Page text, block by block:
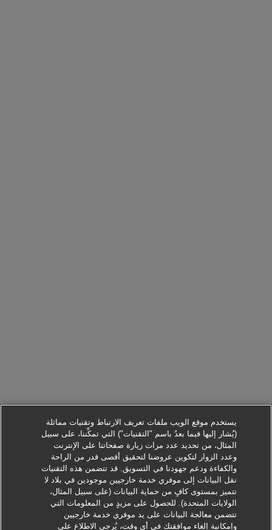
يستخدم موقع الويب ملفات تعريف الارتباط وتقنيات مماثلة
(يُشار إليها فيما بعدُ باسم "التقنيات") التي تمكِّننا، على سبيل
المثال، من تحديد عدد مرات زيارة صفحاتنا على الإنترنت
وعدد الزوار لتكوين عروضنا لتحقيق أقصى قدر من الراحة
والكفاءة ودعم جهودنا في التسويق. قد تتضمن هذه التقنيات
نقل البيانات إلى موفري خدمة خارجيين موجودين في بلاد لا
تتميز بمستوى كافٍ من حماية البيانات (على سبيل المثال،
الولايات المتحدة). للحصول على مزيدٍ من المعلومات التي
تتضمن معالجة البيانات على يد موفري خدمة خارجيين
وإمكانية إلغاء موافقتك في أي وقت، يُرجى الاطلاع على